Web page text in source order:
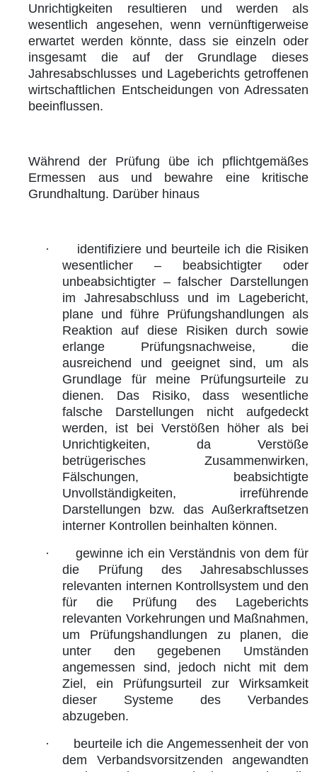
Unrichtigkeiten resultieren und werden als
wesentlich angesehen, wenn vernünftigerweise
erwartet werden könnte, dass sie einzeln oder
insgesamt die auf der Grundlage dieses
Jahresabschlusses und Lageberichts getroffenen
wirtschaftlichen Entscheidungen von Adressaten
beeinflussen.
Während der Prüfung übe ich pflichtgemäßes
Ermessen aus und bewahre eine kritische
Grundhaltung. Darüber hinaus
·
identifiziere und beurteile ich die Risiken
wesentlicher – beabsichtigter oder
unbeabsichtigter – falscher Darstellungen
im Jahresabschluss und im Lagebericht,
plane und führe Prüfungshandlungen als
Reaktion auf diese Risiken durch sowie
erlange Prüfungsnachweise, die
ausreichend und geeignet sind, um als
Grundlage für meine Prüfungsurteile zu
dienen. Das Risiko, dass wesentliche
falsche Darstellungen nicht aufgedeckt
werden, ist bei Verstößen höher als bei
Unrichtigkeiten, da Verstöße
betrügerisches Zusammenwirken,
Fälschungen, beabsichtigte
Unvollständigkeiten, irreführende
Darstellungen bzw. das Außerkraftsetzen
interner Kontrollen beinhalten können.
·
gewinne ich ein Verständnis von dem für
die Prüfung des Jahresabschlusses
relevanten internen Kontrollsystem und den
für die Prüfung des Lageberichts
relevanten Vorkehrungen und Maßnahmen,
um Prüfungshandlungen zu planen, die
unter den gegebenen Umständen
angemessen sind, jedoch nicht mit dem
Ziel, ein Prüfungsurteil zur Wirksamkeit
dieser Systeme des Verbandes
abzugeben.
·
beurteile ich die Angemessenheit der von
dem Verbandsvorsitzenden angewandten